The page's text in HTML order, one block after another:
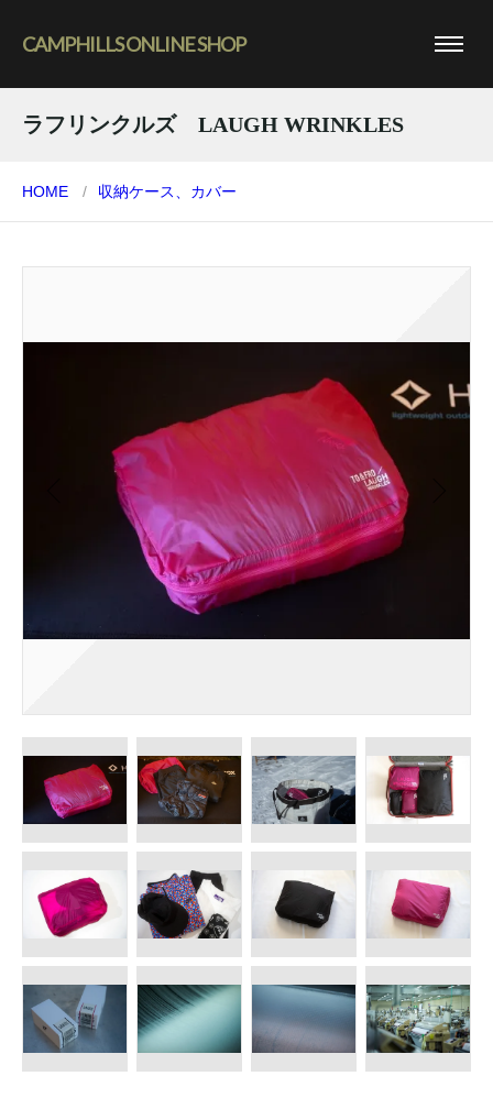
CAMPHILLS ONLINE SHOP
ラフリンクルズ LAUGH WRINKLES
HOME 収納ケース、カバー